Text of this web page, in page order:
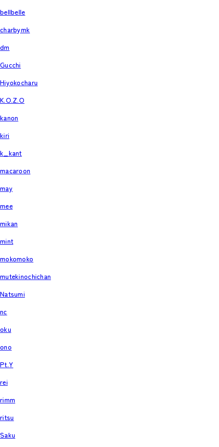
bellbelle
charbymk
dm
Gucchi
Hiyokocharu
K.O.Z.O
kanon
kiri
k_kant
macaroon
may
mee
mikan
mint
mokomoko
mutekinochichan
Natsumi
nc
oku
ono
Pt.Y
rei
rimm
ritsu
Saku